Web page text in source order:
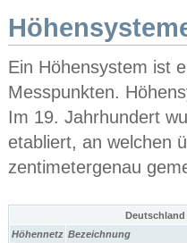
Ein Höhensystem ist
Messpunkten.
Im 19. Jahrhundert
etabliert, an welchen
zentimetergenau
Höhennetz Bezeichnung